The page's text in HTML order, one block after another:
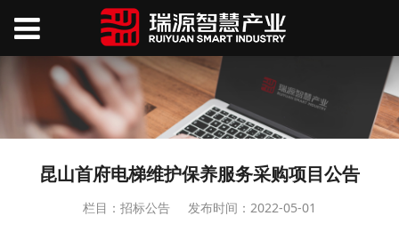
昆山首府电梯维护保养服务采购项目公告
栏目：招标公告 发布时间：2022-05-01